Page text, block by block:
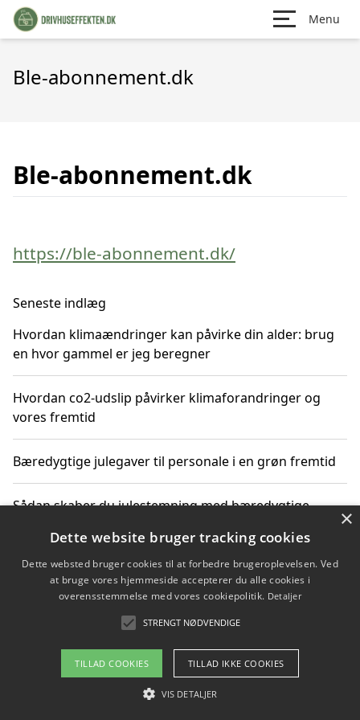
Menu
Ble-abonnement.dk
Ble-abonnement.dk
https://ble-abonnement.dk/
Seneste indlæg
Hvordan klimaændringer kan påvirke din alder: brug
en hvor gammel er jeg beregner
Hvordan co2-udslip påvirker klimaforandringer og
vores fremtid
Bæredygtige julegaver til personale i en grøn fremtid
Sådan skaber du julestemning med bæredygtige
Sådan skaber du et bæredygtigt hjem med familien i
Copyright 2026 - Pilanto Aps
Om / kontakt
×
Dette website bruger tracking cookies
Dette websted bruger cookies til at forbedre brugeroplevelsen. Ved
at bruge vores hjemmeside accepterer du alle cookies i
overensstemmelse med vores cookiepolitik. Detaljer
STRENGT NØDVENDIGE
TILLAD COOKIES TILLAD IKKE COOKIES
VIS DETALJER